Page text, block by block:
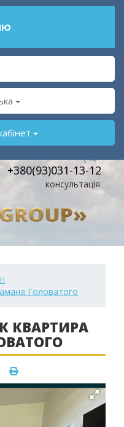
+380(93)031-13-12
консультація
Головатого
КВАРТИРА